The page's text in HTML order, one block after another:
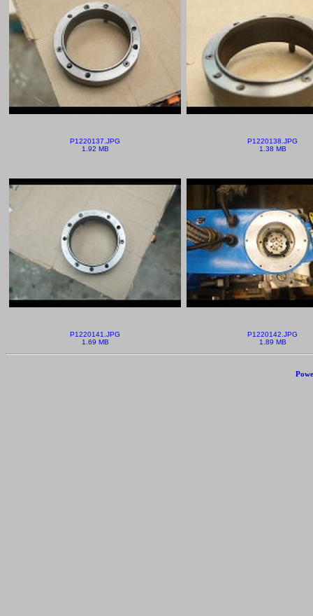
P1220137.JPG
1.92 MB
P1220138.JPG
1.38 MB
P1220141.JPG
1.69 MB
P1220142.JPG
1.89 MB